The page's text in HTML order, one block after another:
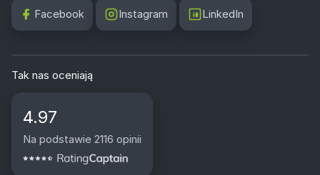
Facebook Instagram LinkedIn
Tak nas oceniają
4.97
Na podstawie 2116 opinii